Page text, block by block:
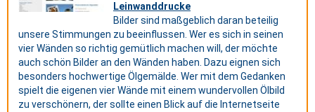
Leinwanddrucke
Bilder sind maßgeblich daran beteilig
unsere Stimmungen zu beeinflussen. Wer es sich in seinen
vier Wänden so richtig gemütlich machen will, der möchte
auch schön Bilder an den Wänden haben. Dazu eignen sich
besonders hochwertige Ölgemälde. Wer mit dem Gedanken
spielt die eigenen vier Wände mit einem wundervollen Ölbild
zu verschönern, der sollte einen Blick auf die Internetseite